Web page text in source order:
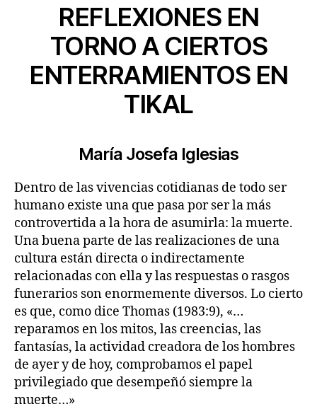
REFLEXIONES EN
TORNO A CIERTOS
ENTERRAMIENTOS EN
TIKAL
María Josefa Iglesias
Dentro de las vivencias cotidianas de todo ser
humano existe una que pasa por ser la más
controvertida a la hora de asumirla: la muerte.
Una buena parte de las realizaciones de una
cultura están directa o indirectamente
relacionadas con ella y las respuestas o rasgos
funerarios son enormemente diversos. Lo cierto
es que, como dice Thomas (1983:9), «…
reparamos en los mitos, las creencias, las
fantasías, la actividad creadora de los hombres
de ayer y de hoy, comprobamos el papel
privilegiado que desempeñó siempre la
muerte…»